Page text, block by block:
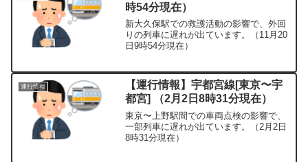
時54分現在）
新大久保駅での救護活動の影響で、外回
りの列車に遅れが出ています。（11月20
日9時54分現在）
運行情報
【運行情報】宇都宮線[東京〜宇
都宮] （2月2日8時31分現在）
東京〜上野駅間での車両点検の影響で、
一部列車に遅れが出ています。（2月2日
8時31分現在）